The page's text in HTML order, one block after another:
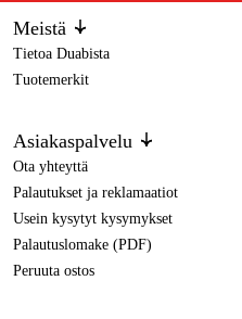
Meistä
Tietoa Duabista
Tuotemerkit
Asiakaspalvelu
Ota yhteyttä
Palautukset ja reklamaatiot
Usein kysytyt kysymykset
Palautuslomake (PDF)
Peruuta ostos